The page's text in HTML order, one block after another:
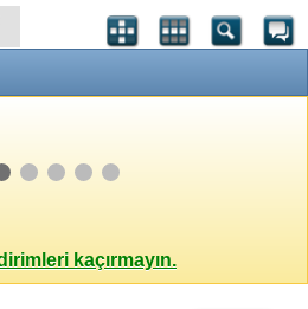
kaçırmayın.